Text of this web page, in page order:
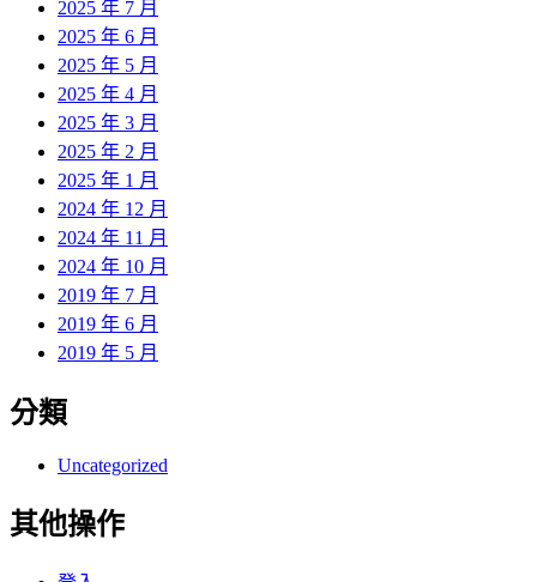
2025 年 7 月
2025 年 6 月
2025 年 5 月
2025 年 4 月
2025 年 3 月
2025 年 2 月
2025 年 1 月
2024 年 12 月
2024 年 11 月
2024 年 10 月
2019 年 7 月
2019 年 6 月
2019 年 5 月
分類
Uncategorized
其他操作